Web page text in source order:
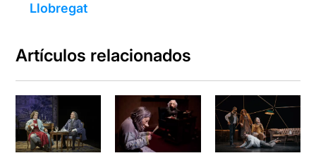
Llobregat
Artículos relacionados